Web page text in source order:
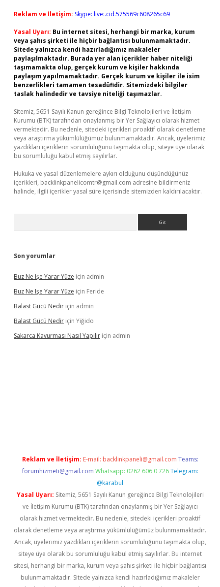
Reklam ve İletişim: Skype: live:.cid.575569c608265c69
Yasal Uyarı: Bu internet sitesi, herhangi bir marka, kurum
veya şahıs şirketi ile hiçbir bağlantısı bulunmamaktadır.
Sitede yalnızca kendi hazırladığımız makaleler
paylaşılmaktadır. Burada yer alan içerikler haber niteliği
taşımamakta olup, gerçek kurum ve kişiler hakkında
paylaşım yapılmamaktadır. Gerçek kurum ve kişiler ile isim
benzerlikleri tamamen tesadüfidir. Sitemizdeki bilgiler
taslak halindedir ve tavsiye niteliği taşımazlar.
Sitemiz, 5651 Sayılı Kanun gereğince Bilgi Teknolojileri ve İletişim
Kurumu (BTK) tarafından onaylanmış bir Yer Sağlayıcı olarak hizmet
vermektedir. Bu nedenle, sitedeki içerikleri proaktif olarak denetleme
veya araştırma yükümlülüğümüz bulunmamaktadır. Ancak, üyelerimiz
yazdıkları içeriklerin sorumluluğunu taşımakta olup, siteye üye olarak
bu sorumluluğu kabul etmiş sayılırlar.
Hukuka ve yasal düzenlemelere aykırı olduğunu düşündüğünüz
içerikleri, backlinkpanelicomtr@gmail.com adresine bildirmeniz
halinde, ilgili içerikler yasal süre içerisinde sitemizden kaldırılacaktır.
Son yorumlar
Buz Ne Işe Yarar Yüze için admin
Buz Ne Işe Yarar Yüze için Feride
Balast Gücü Nedir için admin
Balast Gücü Nedir için Yiğido
Sakarca Kavurması Nasıl Yapılır için admin
Reklam ve İletişim: E-mail: backlinkpaneli@gmail.com Teams:
forumhizmeti@gmail.com Whatsapp: 0262 606 0 726 Telegram:
@karabul
Yasal Uyarı: Sitemiz, 5651 Sayılı Kanun gereğince Bilgi Teknolojileri
ve İletişim Kurumu (BTK) tarafından onaylanmış bir Yer Sağlayıcı
olarak hizmet vermektedir. Bu nedenle, sitedeki içerikleri proaktif
olarak denetleme veya araştırma yükümlülüğümüz bulunmamaktadır.
Ancak, üyelerimiz yazdıkları içeriklerin sorumluluğunu taşımakta olup,
siteye üye olarak bu sorumluluğu kabul etmiş sayılırlar. Bu internet
sitesi, herhangi bir marka, kurum veya şahıs şirketi ile hiçbir bağlantısı
bulunmamaktadır. Sitede yalnızca kendi hazırladığımız makaleler